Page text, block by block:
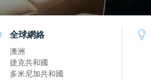
全球網絡
澳洲
捷克共和國
多米尼加共和國